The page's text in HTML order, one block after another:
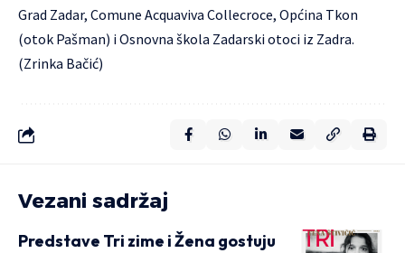
Grad Zadar, Comune Acquaviva Collecroce, Općina Tkon
(otok Pašman) i Osnovna škola Zadarski otoci iz Zadra.
(Zrinka Bačić)
Vezani sadržaj
Predstave Tri zime i Žena gostuju